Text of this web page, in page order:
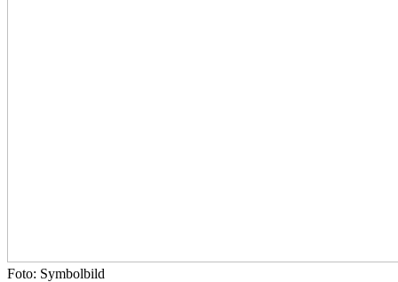
Foto: Symbolbild